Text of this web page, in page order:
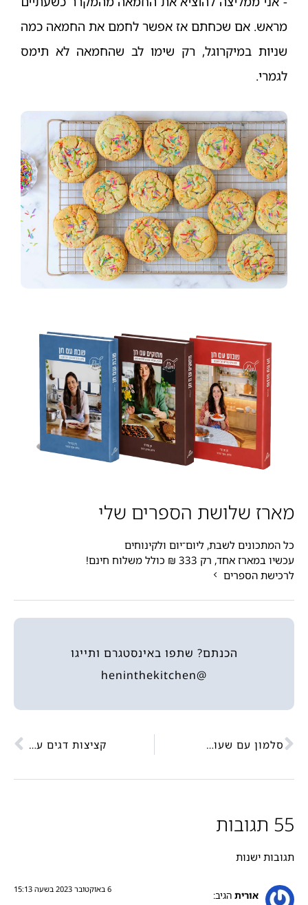
מראש. אם שכחתם אז אפשר לחמם את החמאה כמה
שניות במיקרוגל, רק שימו לב שהחמאה לא תימס
לגמרי.
מארז שלושת הספרים שלי
כל המתכונים לשבת, ליום־יום ולקינוחים
עכשיו במארז אחד, רק 333 ₪ כולל משלוח חינם!
לרכישת הספרים
הכנתם? שתפו באינסטגרם ותייגו
@heninthekitchen
סלמון עם שעועית ירוקה ועגבניות שרי קציצות דגים עם לימון מנגולד וגרגירי חומוס
55 תגובות
תגובות ישנות
אורית הגיב:
6 באוקטובר 2023 בשעה 15:13